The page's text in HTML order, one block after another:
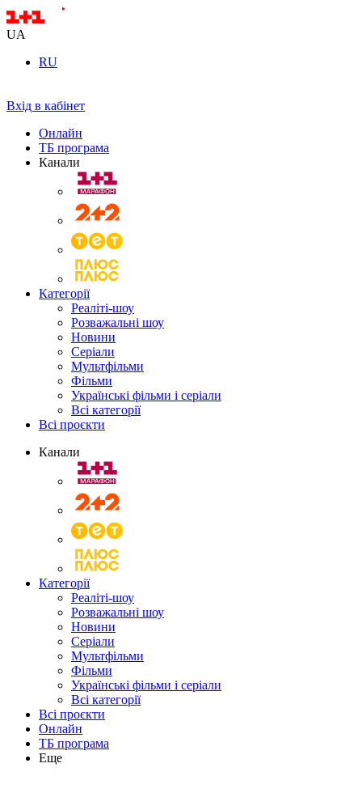
UA
RU
Вхід в кабінет
Онлайн
ТБ програма
Канали
Категорії
Реаліті-шоу
Розважальні шоу
Новини
Серіали
Мультфільми
Фільми
Українські фільми і серіали
Всі категорії
Всі проєкти
Канали
Категорії
Реаліті-шоу
Розважальні шоу
Новини
Серіали
Мультфільми
Фільми
Українські фільми і серіали
Всі категорії
Всі проєкти
Онлайн
ТБ програма
Еще